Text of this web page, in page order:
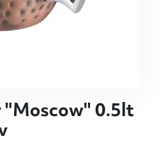
"Μοscοw" 0.5lt